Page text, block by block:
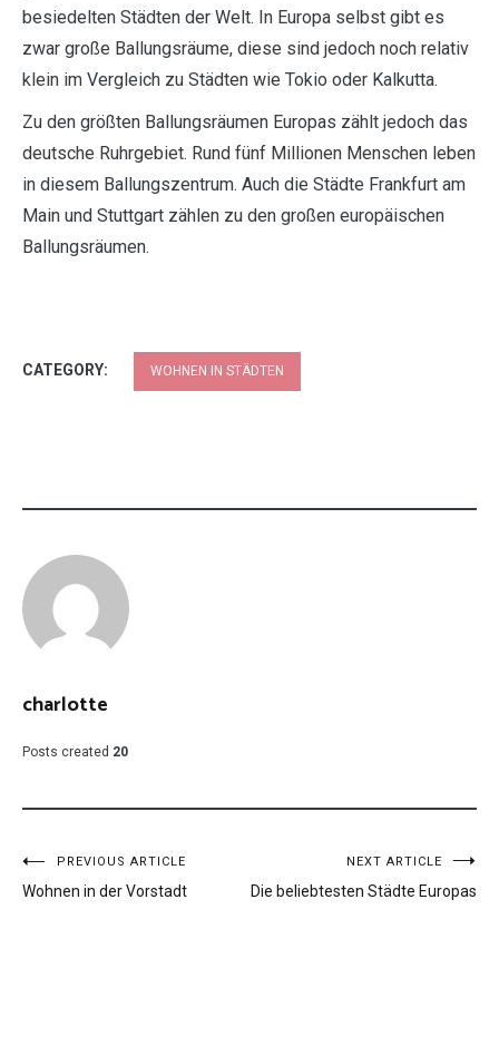
besiedelten Städten der Welt. In Europa selbst gibt es
zwar große Ballungsräume, diese sind jedoch noch relativ
klein im Vergleich zu Städten wie Tokio oder Kalkutta.
Zu den größten Ballungsräumen Europas zählt jedoch das
deutsche Ruhrgebiet. Rund fünf Millionen Menschen leben
in diesem Ballungszentrum. Auch die Städte Frankfurt am
Main und Stuttgart zählen zu den großen europäischen
Ballungsräumen.
CATEGORY: WOHNEN IN STÄDTEN
charlotte
Posts created 20
Beitragsnavigation
PREVIOUS ARTICLE
Wohnen in der Vorstadt
NEXT ARTICLE
Die beliebtesten Städte Europas